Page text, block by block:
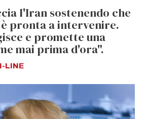
l'Iran sostenendo che
è pronta a intervenire.
e promette una
mai prima d'ora".
LINE